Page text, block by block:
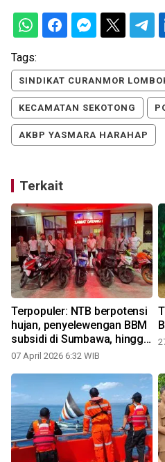
Tags:
SINDIKAT CURANMOR
KECAMATAN SEKOTONG
AKBP YASMARA HARAHAP
Terkait
Terpopuler: NTB berpotensi
hujan, penyelewengan BBM
subsidi di Sumbawa, hingga
polisi bongkar sindikat
07 April 2026 6:32 WIB